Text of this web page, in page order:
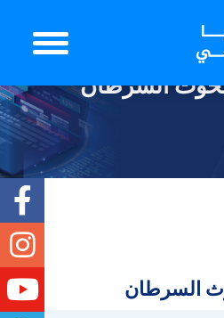
السرطان
السرطان